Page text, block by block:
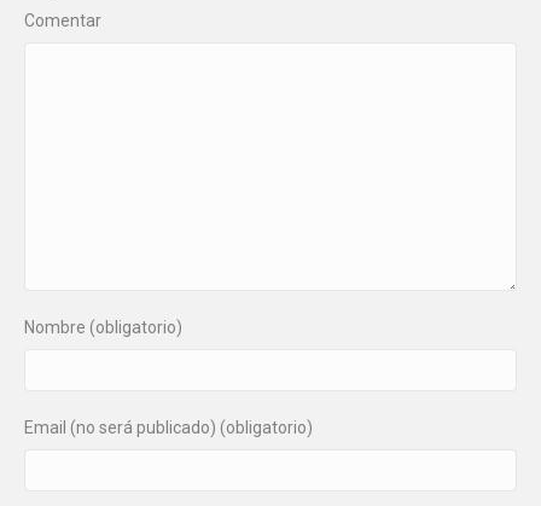
Comentar
Nombre (obligatorio)
Email (no será publicado) (obligatorio)